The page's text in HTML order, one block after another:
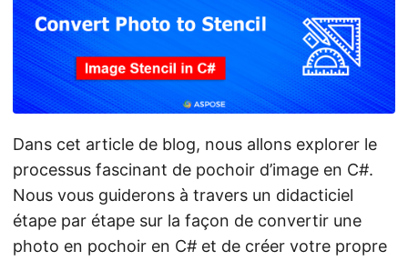
t
i
o
n
Dans cet article de blog, nous allons explorer le
processus fascinant de pochoir d’image en C#.
Nous vous guiderons à travers un didacticiel
étape par étape sur la façon de convertir une
photo en pochoir en C# et de créer votre propre